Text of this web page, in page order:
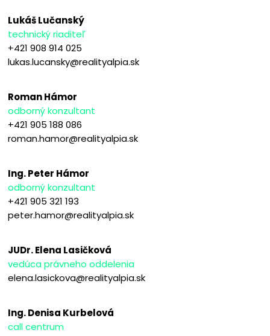
Lukáš Lučanský
technický riaditeľ
+421 908 914 025
lukas.lucansky@realityalpia.sk
Roman Hámor
odborný konzultant
+421 905 188 086
roman.hamor@realityalpia.sk
Ing. Peter Hámor
odborný konzultant
+421 905 321 193
peter.hamor@realityalpia.sk
JUDr. Elena Lasičková
vedúca právneho oddelenia
elena.lasickova@realityalpia.sk
Ing. Denisa Kurbelová
call centrum